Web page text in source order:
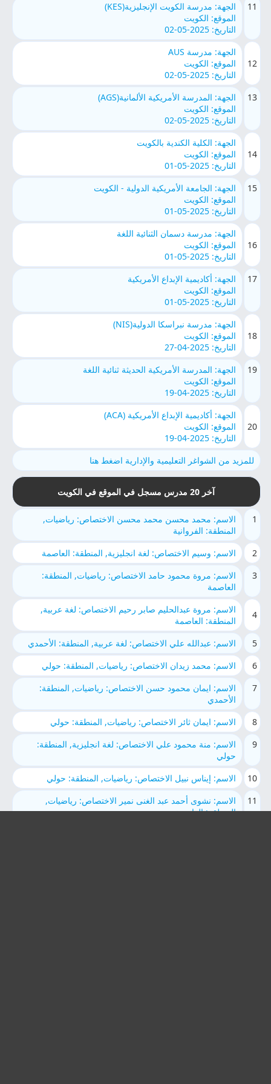
11
الجهة: مدرسة الكويت الإنجليزية(KES)
الموقع: الكويت
التاريخ: 2025-05-02
12
الجهة: مدرسة AUS
الموقع: الكويت
التاريخ: 2025-05-02
13
الجهة: المدرسة الأمريكية الألمانية(AGS)
الموقع: الكويت
التاريخ: 2025-05-02
14
الجهة: الكلية الكندية بالكويت
الموقع: الكويت
التاريخ: 2025-05-01
15
الجهة: الجامعة الأمريكية الدولية - الكويت
الموقع: الكويت
التاريخ: 2025-05-01
16
الجهة: مدرسة دسمان الثنائية اللغة
الموقع: الكويت
التاريخ: 2025-05-01
17
الجهة: أكاديمية الإبداع الأمريكية
الموقع: الكويت
التاريخ: 2025-05-01
18
الجهة: مدرسة نبراسكا الدولية(NIS)
الموقع: الكويت
التاريخ: 2025-04-27
19
الجهة: المدرسة الأمريكية الحديثة ثنائية اللغة
الموقع: الكويت
التاريخ: 2025-04-19
20
الجهة: أكاديمية الإبداع الأمريكية (ACA)
الموقع: الكويت
التاريخ: 2025-04-19
للمزيد من الشواغر التعليمية والإدارية اضغط هنا
آخر 20 مدرس مسجل في الموقع في الكويت
1
الاسم: محمد محسن محمد محسن الاختصاص: رياضيات,
المنطقة: الفروانية
2
الاسم: وسيم الاختصاص: لغة انجليزية, المنطقة: العاصمة
3
الاسم: مروة محمود حامد الاختصاص: رياضيات, المنطقة:
العاصمة
4
الاسم: مروة عبدالحليم صابر رحيم الاختصاص: لغة عربية,
المنطقة: العاصمة
5
الاسم: عبدالله علي الاختصاص: لغة عربية, المنطقة: الأحمدي
6
الاسم: محمد زيدان الاختصاص: رياضيات, المنطقة: حولي
7
الاسم: ايمان محمود حسن الاختصاص: رياضيات, المنطقة:
الأحمدي
8
الاسم: ايمان ثائر الاختصاص: رياضيات, المنطقة: حولي
9
الاسم: منة محمود علي الاختصاص: لغة انجليزية, المنطقة:
حولي
10
الاسم: إيناس نبيل الاختصاص: رياضيات, المنطقة: حولي
11
الاسم: نشوى أحمد عبد الغنى نمير الاختصاص: رياضيات,
المنطقة: العاصمة